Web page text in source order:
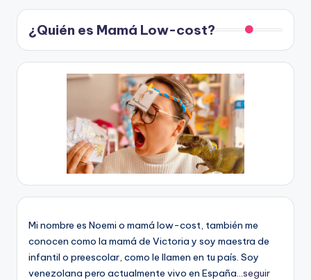
¿Quién es Mamá Low-cost?
Mi nombre es Noemi o mamá low-cost, también me
conocen como la mamá de Victoria y soy maestra de
infantil o preescolar, como le llamen en tu país. Soy
venezolana pero actualmente vivo en España...seguir